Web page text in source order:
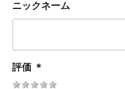
ニックネーム
評価 ＊